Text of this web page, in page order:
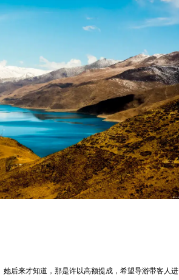
后来才知道，那是许以高额提成，希望导游带客人进